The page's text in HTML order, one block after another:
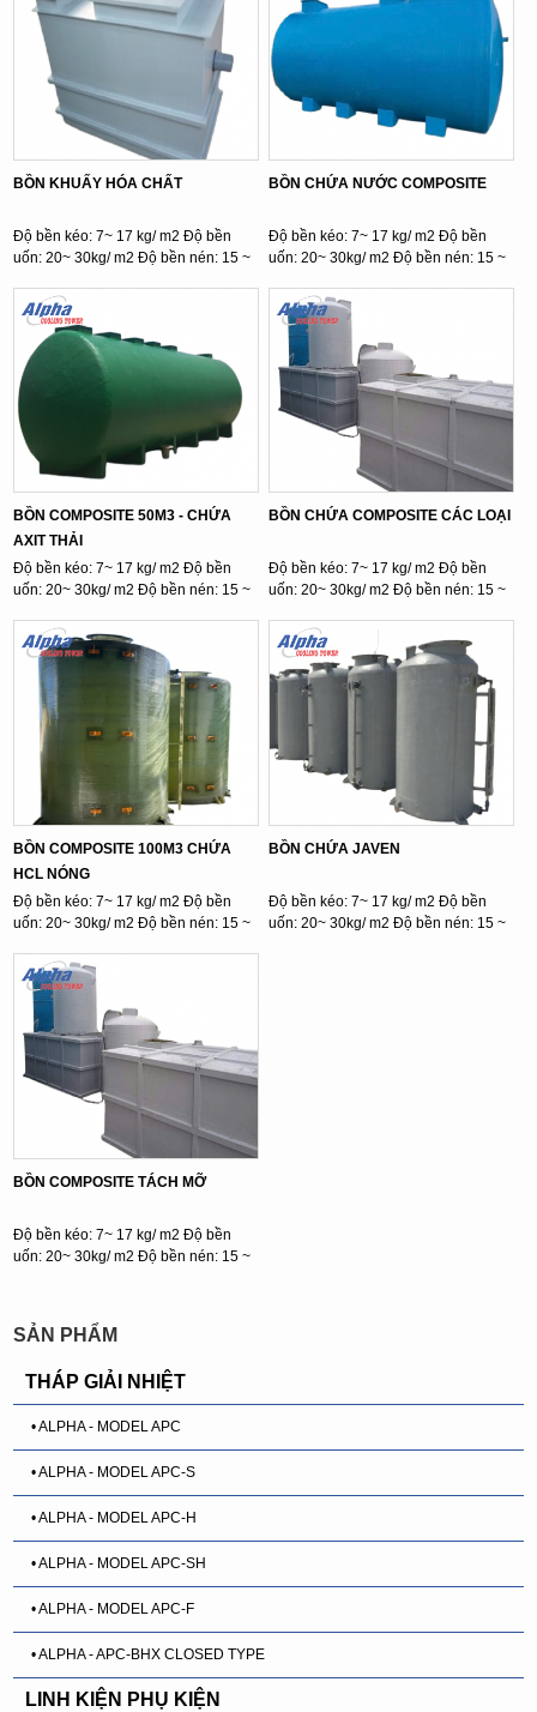
BỒN KHUẤY HÓA CHẤT
Độ bền kéo: 7~ 17 kg/ m2 Độ bền
uốn: 20~ 30kg/ m2 Độ bền nén: 15 ~
BỒN CHỨA NƯỚC COMPOSITE
Độ bền kéo: 7~ 17 kg/ m2 Độ bền
uốn: 20~ 30kg/ m2 Độ bền nén: 15 ~
BỒN COMPOSITE 50M3 - CHỨA
AXIT THẢI
Độ bền kéo: 7~ 17 kg/ m2 Độ bền
uốn: 20~ 30kg/ m2 Độ bền nén: 15 ~
BỒN CHỨA COMPOSITE CÁC LOẠI
Độ bền kéo: 7~ 17 kg/ m2 Độ bền
uốn: 20~ 30kg/ m2 Độ bền nén: 15 ~
BỒN COMPOSITE 100M3 CHỨA
HCL NÓNG
Độ bền kéo: 7~ 17 kg/ m2 Độ bền
uốn: 20~ 30kg/ m2 Độ bền nén: 15 ~
BỒN CHỨA JAVEN
Độ bền kéo: 7~ 17 kg/ m2 Độ bền
uốn: 20~ 30kg/ m2 Độ bền nén: 15 ~
BỒN COMPOSITE TÁCH MỠ
Độ bền kéo: 7~ 17 kg/ m2 Độ bền
uốn: 20~ 30kg/ m2 Độ bền nén: 15 ~
SẢN PHẨM
THÁP GIẢI NHIỆT
• ALPHA - MODEL APC
• ALPHA - MODEL APC-S
• ALPHA - MODEL APC-H
• ALPHA - MODEL APC-SH
• ALPHA - MODEL APC-F
• ALPHA - APC-BHX CLOSED TYPE
LINH KIỆN PHỤ KIỆN